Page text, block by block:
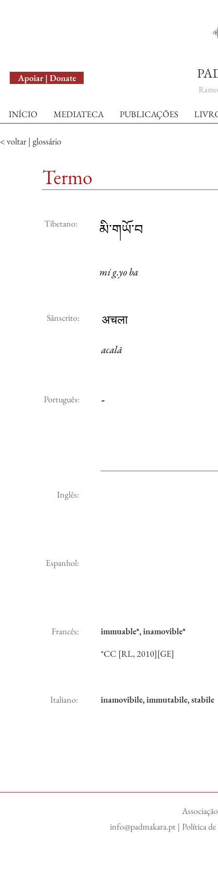
Apoiar | Donate
INÍCIO MEDIATECA PUBLICAÇÕES
< voltar | glossário
Termo
Tibetano: མི་གཡོ་བ
mi g.yo ba
Sânscrito: अचला
acalā
Português: -
Inglês:
Espanhol:
Francês:
immuable*, inamovible*
*CC [RL, 2010][GE]
Italiano: inamovibile, immutabile, stabile
info@padmakara.pt | Política